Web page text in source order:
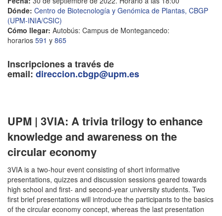
Dónde: Centro de Biotecnología y Genómica de Plantas, CBGP
(UPM-INIA/CSIC)
Cómo llegar: Autobús: Campus de Montegancedo:
horarios 591 y 865
Inscripciones a través de
email:direccion.cbgp@upm.es
UPM | 3VIA: A trivia trilogy to enhance
knowledge and awareness on the
circular economy
3VIA is a two-hour event consisting of short informative
presentations, quizzes and discussion sessions geared towards
high school and first- and second-year university students. Two
first brief presentations will introduce the participants to the basics
of the circular economy concept, whereas the last presentation